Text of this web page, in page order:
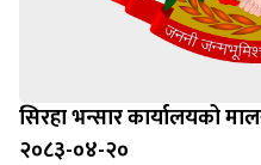
सिरहा भन्सार कार्यालयको
२०८३-०४-२०